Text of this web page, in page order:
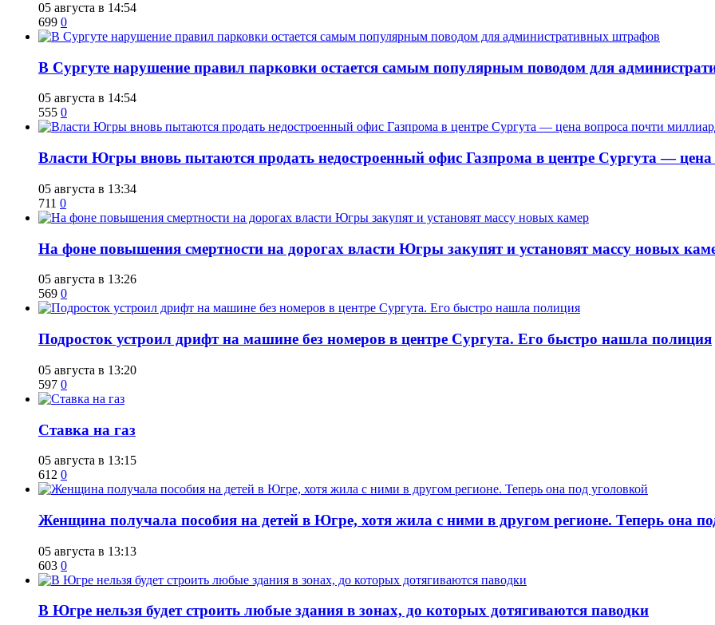
05 августа в 14:54
699 0
В Сургуте нарушение правил парковки остается самым популярным поводом для
05 августа в 14:54
555 0
Власти Югры вновь пытаются продать недостроенный офис Газпрома в центре Сургута —
05 августа в 13:34
711 0
На фоне повышения смертности на дорогах власти Югры закупят и установят массу новых
05 августа в 13:26
569 0
Подросток устроил дрифт на машине без номеров в центре Сургута. Его быстро нашла полиция
05 августа в 13:20
597 0
Ставка на газ
05 августа в 13:15
612 0
Женщина получала пособия на детей в Югре, хотя жила с ними в другом регионе. Теперь она
05 августа в 13:13
603 0
В Югре нельзя будет строить любые здания в зонах, до которых дотягиваются паводки